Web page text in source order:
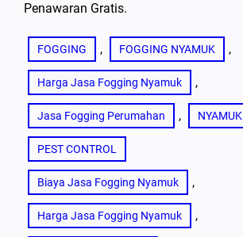
Penawaran Gratis.
FOGGING , FOGGING NYAMUK ,
Harga Jasa Fogging Nyamuk ,
Jasa Fogging Perumahan , NYAMUK
PEST CONTROL
Biaya Jasa Fogging Nyamuk ,
Harga Jasa Fogging Nyamuk ,